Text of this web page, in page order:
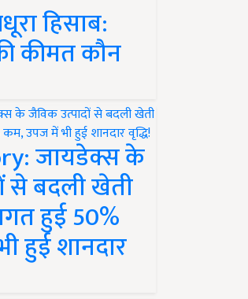
हिसाब:
कीमत कौन
जायडेक्स के
से बदली खेती
हुई 50%
हुई शानदार